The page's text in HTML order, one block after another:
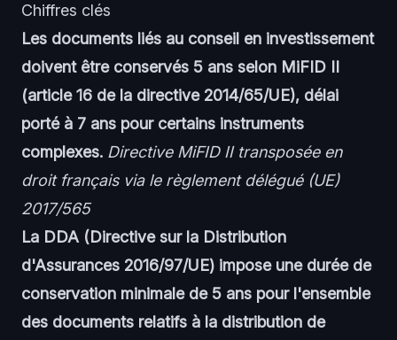
Chiffres clés
Les documents liés au conseil en investissement
doivent être conservés 5 ans selon MiFID II
(article 16 de la directive 2014/65/UE), délai
porté à 7 ans pour certains instruments
complexes. Directive MiFID II transposée en
droit français via le règlement délégué (UE)
2017/565
La DDA (Directive sur la Distribution
d'Assurances 2016/97/UE) impose une durée de
conservation minimale de 5 ans pour l'ensemble
des documents relatifs à la distribution de